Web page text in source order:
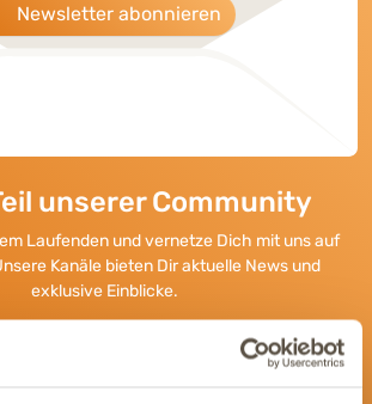
Newsletter abonnieren
unserer Community
Laufenden und vernetze Dich mit uns auf
Kanäle bieten Dir aktuelle News und
exklusive Einblicke.